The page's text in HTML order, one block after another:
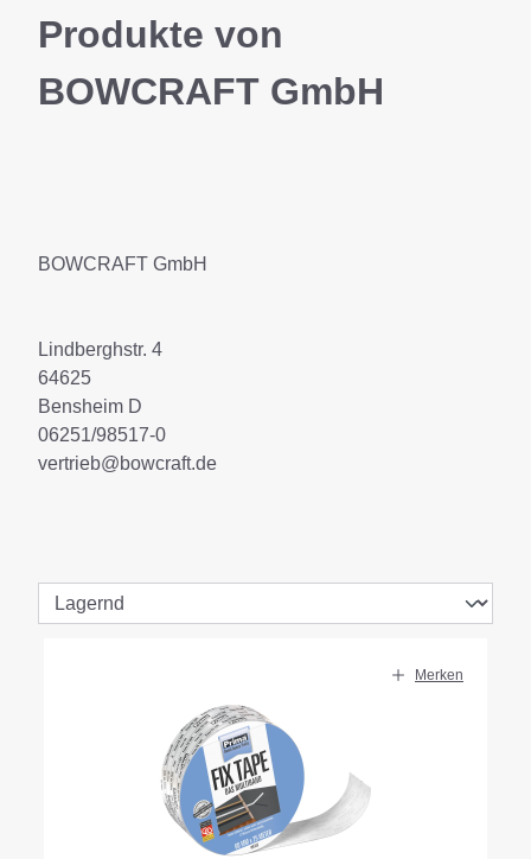
Produkte von
BOWCRAFT GmbH
BOWCRAFT GmbH
Lindberghstr. 4
64625
Bensheim D
06251/98517-0
vertrieb@bowcraft.de
Merken